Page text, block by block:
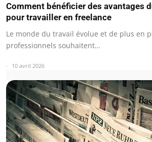
Comment bénéficier des avantages
pour travailler en freelance
Le monde du travail évolue et de plus en
professionnels souhaitent…
10 avril 2026